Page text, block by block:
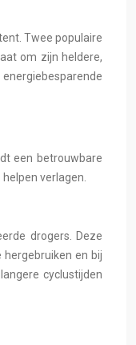
Twee populaire
om zijn heldere,
een betrouwbare
verlagen.
drogers. Deze
en bij
cyclustijden